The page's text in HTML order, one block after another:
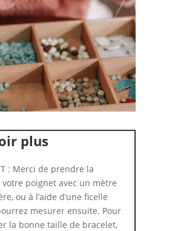
plus
: Merci de prendre la
poignet avec un mètre
ou à l’aide d’une ficelle
mesurer ensuite. Pour
la bonne taille de bracelet,